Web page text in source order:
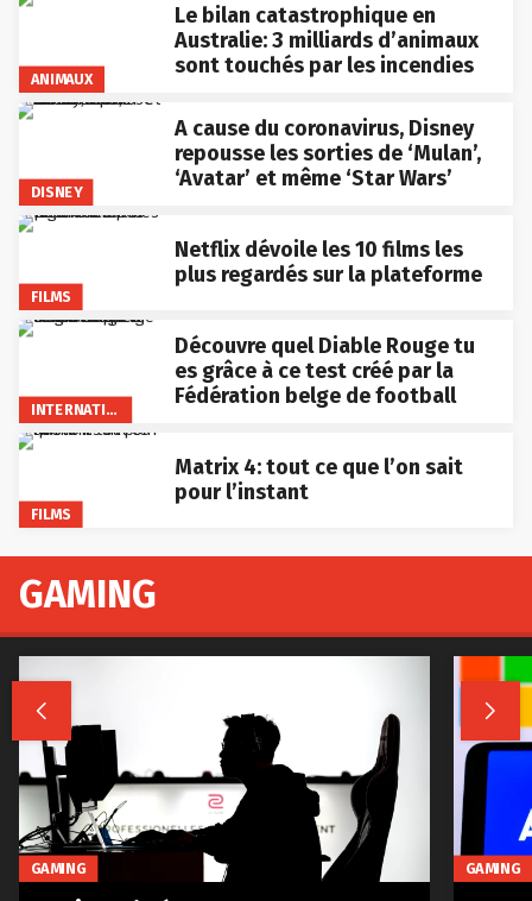
ANIMAUX
Le bilan catastrophique en
Australie: 3 milliards d’animaux
sont touchés par les incendies
DISNEY
A cause du coronavirus, Disney
repousse les sorties de ‘Mulan’,
‘Avatar’ et même ‘Star Wars’
FILMS
Netflix dévoile les 10 films les
plus regardés sur la plateforme
INTERNATIONAL
Découvre quel Diable Rouge tu
es grâce à ce test créé par la
Fédération belge de football
FILMS
Matrix 4: tout ce que l’on sait
pour l’instant
GAMING
 
GAMING GAMING